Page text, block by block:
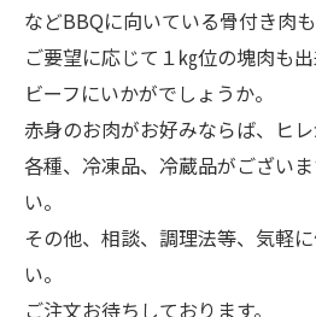
などBBQに向いている骨付き肉
ご要望に応じて１㎏位の塊肉も
ビーフにいかがでしょうか。
赤身のお肉がお好みならば、ヒレ
各種、冷凍品、冷蔵品がござい
い。
その他、相談、調理法等、気軽
い。
ご注文お待ちしております。